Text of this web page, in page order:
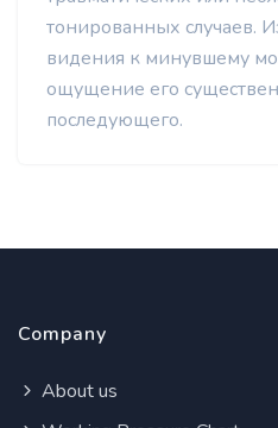
тонированных случаев.
видения к минувшему
ощущение его
последующего.
Company
About us